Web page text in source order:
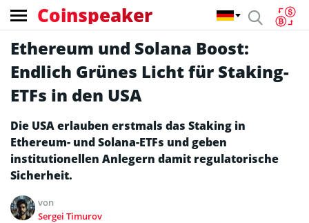
Coinspeaker
Ethereum und Solana Boost:
Endlich Grünes Licht für Staking-
ETFs in den USA
Die USA erlauben erstmals das Staking in
Ethereum- und Solana-ETFs und geben
institutionellen Anlegern damit regulatorische
Sicherheit.
von
Sergei Timurov